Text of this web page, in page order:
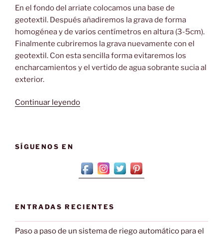
En el fondo del arriate colocamos una base de
geotextil. Después añadiremos la grava de forma
homogénea y de varios centímetros en altura (3-5cm).
Finalmente cubriremos la grava nuevamente con el
geotextil. Con esta sencilla forma evitaremos los
encharcamientos y el vertido de agua sobrante sucia al
exterior.
Continuar leyendo«Drenaje
(ejemplo
práctico)»
SÍGUENOS EN
ENTRADAS RECIENTES
Paso a paso de un sistema de riego automático para el